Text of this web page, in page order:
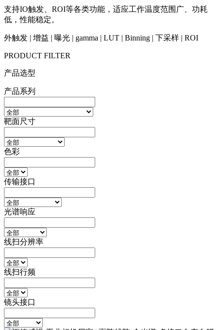
支持IO触发、ROI等各类功能，适应工作温度范围广、功耗
低，性能稳定。
外触发 | 增益 | 曝光 | gamma | LUT | Binning | 下采样 | ROI
PRODUCT FILTER
产品选型
产品系列
靶面尺寸
色彩
传输接口
光谱响应
线扫分辨率
线扫行频
镜头接口